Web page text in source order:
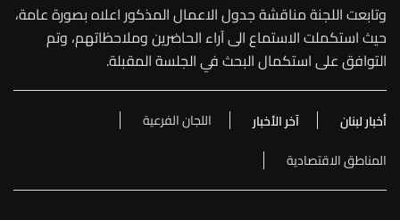
وتابعت اللجنة مناقشة جدول الاعمال المذكور اعلاه بصورة عامة،
حيث استكملت الاستماع الى آراء الحاضرين وملاحظاتهم، وتم
التوافق على استكمال البحث في الجلسة المقبلة.
أخبار لبنان آخر الأخبار
اللجان الفرعية
المناطق الاقتصادية